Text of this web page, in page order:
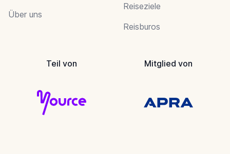
Über uns
Reiseziele
Reisburos
Teil von Mitglied von